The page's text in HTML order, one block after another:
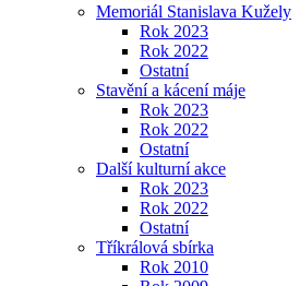
Memoriál Stanislava Kužely
Rok 2023
Rok 2022
Ostatní
Stavění a kácení máje
Rok 2023
Rok 2022
Ostatní
Další kulturní akce
Rok 2023
Rok 2022
Ostatní
Tříkrálová sbírka
Rok 2010